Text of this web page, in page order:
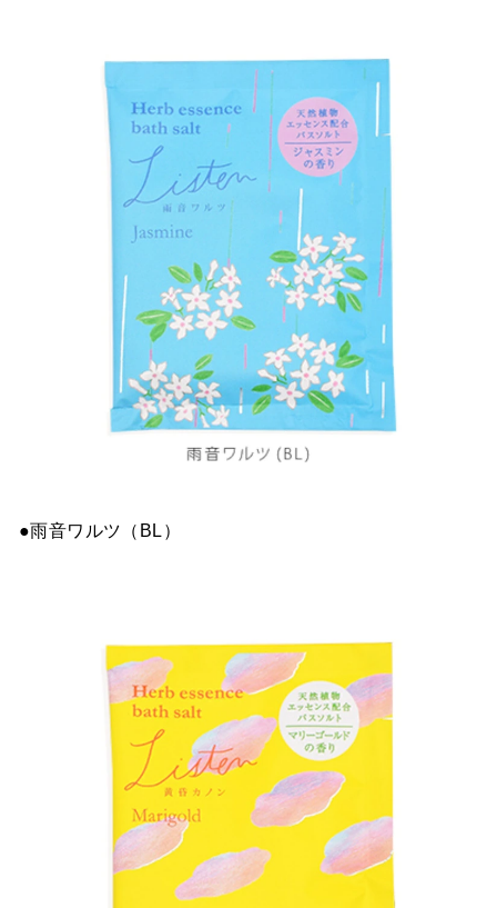
●雨音ワルツ（BL）